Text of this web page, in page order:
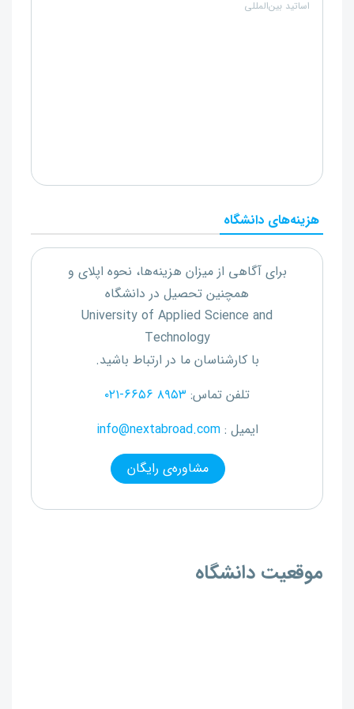
اساتید بین‌المللی
هزینه‌های دانشگاه
برای آگاهی از میزان هزینه‌ها، نحوه اپلای و
همچنین تحصیل در دانشگاه
University of Applied Science and
Technology
با کارشناسان ما در ارتباط باشید.
تلفن تماس: ۰۲۱-۶۶۵۶ ۸۹۵۳
ایمیل :info@nextabroad.com
مشاوره‌ی رایگان
موقعیت دانشگاه